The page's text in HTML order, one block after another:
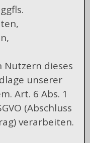
dieses
unserer
Art. 6 Abs. 1
(Abschluss
verarbeiten.